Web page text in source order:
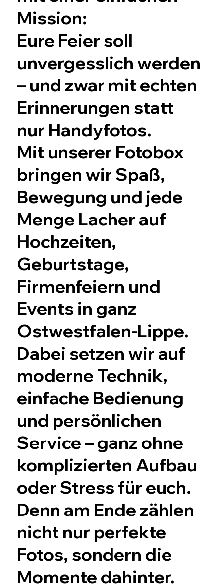
Mission:
Eure Feier soll
unvergesslich werden
– und zwar mit echten
Erinnerungen statt
nur Handyfotos.
Mit unserer Fotobox
bringen wir Spaß,
Bewegung und jede
Menge Lacher auf
Hochzeiten,
Geburtstage,
Firmenfeiern und
Events in ganz
Ostwestfalen-Lippe.
Dabei setzen wir auf
moderne Technik,
einfache Bedienung
und persönlichen
Service – ganz ohne
komplizierten Aufbau
oder Stress für euch.
Denn am Ende zählen
nicht nur perfekte
Fotos, sondern die
Momente dahinter.